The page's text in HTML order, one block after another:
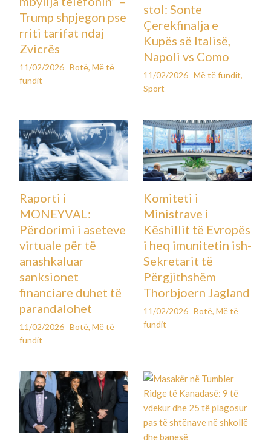
Trump shpjegon pse
rriti tarifat ndaj
Zvicrës
11/02/2026 Botë,Më të
fundit
stol: Sonte
Çerekfinalja e
Kupës së Italisë,
Napoli vs Como
11/02/2026 Më të fundit,
Sport
Raporti i
MONEYVAL:
Përdorimi i aseteve
virtuale për të
anashkaluar
sanksionet
financiare duhet të
parandalohet
11/02/2026 Botë,Më të
fundit
Komiteti i
Ministrave i
Këshillit të Evropës
i heq imunitetin ish-
Sekretarit të
Përgjithshëm
Thorbjoern Jagland
11/02/2026 Botë, Më të
fundit